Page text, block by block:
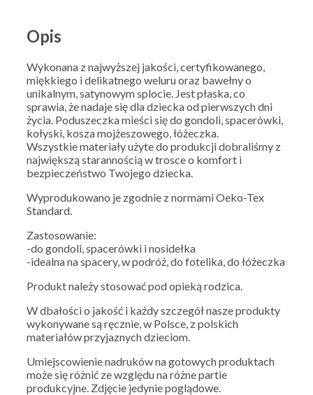
Opis
Wykonana z najwyższej jakości, certyfikowanego,
miękkiego i delikatnego weluru oraz bawełny o
unikalnym, satynowym splocie. Jest płaska, co
sprawia, że nadaje się dla dziecka od pierwszych dni
życia. Poduszeczka mieści się do gondoli, spacerówki,
kołyski, kosza mojżeszowego, łóżeczka.
Wszystkie materiały użyte do produkcji dobraliśmy z
największą starannością w trosce o komfort i
bezpieczeństwo Twojego dziecka.
Wyprodukowano je zgodnie z normami Oeko-Tex
Standard.
Zastosowanie:
-do gondoli, spacerówki i nosidełka
-idealna na spacery, w podróż, do fotelika, do łóżeczka
Produkt należy stosować pod opieką rodzica.
W dbałości o jakość i każdy szczegół nasze produkty
wykonywane są ręcznie, w Polsce, z polskich
materiałów przyjaznych dzieciom.
Umiejscowienie nadruków na gotowych produktach
może się różnić ze względu na różne partie
produkcyjne. Zdjęcie jedynie poglądowe.